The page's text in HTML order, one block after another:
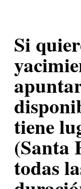
Si
tiene
(Santa
todas